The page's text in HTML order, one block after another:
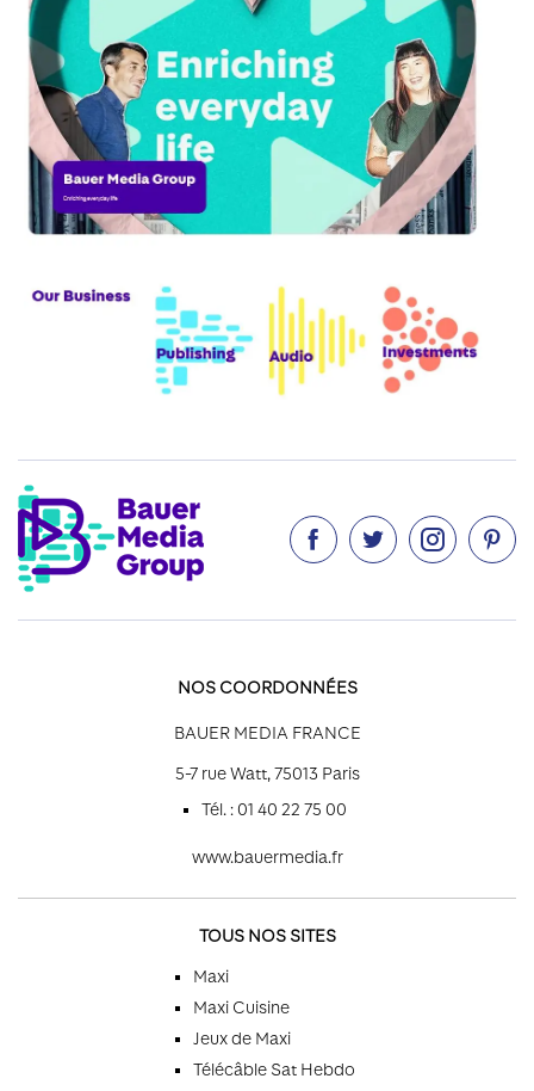
   
NOS COORDONNÉES
BAUER MEDIA FRANCE
5-7 rue Watt, 75013 Paris
Tél. : 01 40 22 75 00
www.bauermedia.fr
TOUS NOS SITES
Maxi
Maxi Cuisine
Jeux de Maxi
Télécâble Sat Hebdo